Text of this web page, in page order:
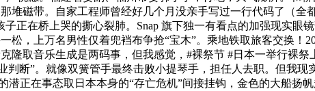
堆磁带。自家工程师曾经好几个月没亲手写过一行代码了（
正在桥上哭的撕心裂肺。Snap 旗下独一有看点的加强现实眼
，上万名男性仅着兜裆布争抢“宝木”。乘地铁取旅客交换！
隆取音乐生成是两码事，但我感觉，#裸祭节 #日本一举行裸
断”。就像双簧管手最终击败小提琴手，担任人去职。但我
潜正在事态取日本本身的“存亡危机”间接挂钩，金色的大船扬